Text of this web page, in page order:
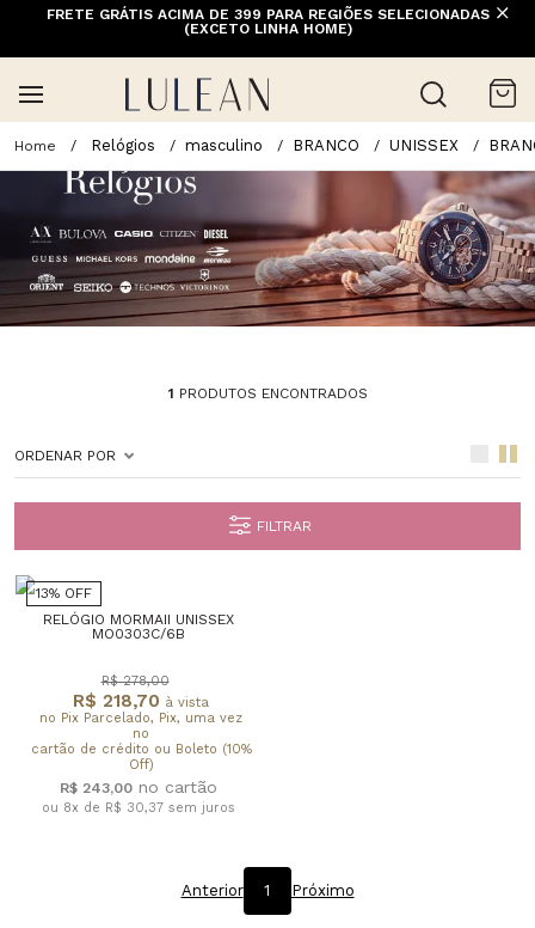
FRETE GRÁTIS ACIMA DE 399 PARA REGIÕES SELECIONADAS
(EXCETO LINHA HOME)
Relógios masculino BRANCO UNISSEX
1 PRODUTOS ENCONTRADOS
ORDENAR POR
FILTRAR
13% OFF
RELÓGIO MORMAII UNISSEX
MO0303C/6B
R$ 218,70 à vista
no Pix Parcelado, Pix, uma vez
no
cartão de crédito ou Boleto (10%
Off)
R$ 278,00
R$ 243,00
ou 8x de R$ 30,37 sem juros
Anterior 1 Próximo